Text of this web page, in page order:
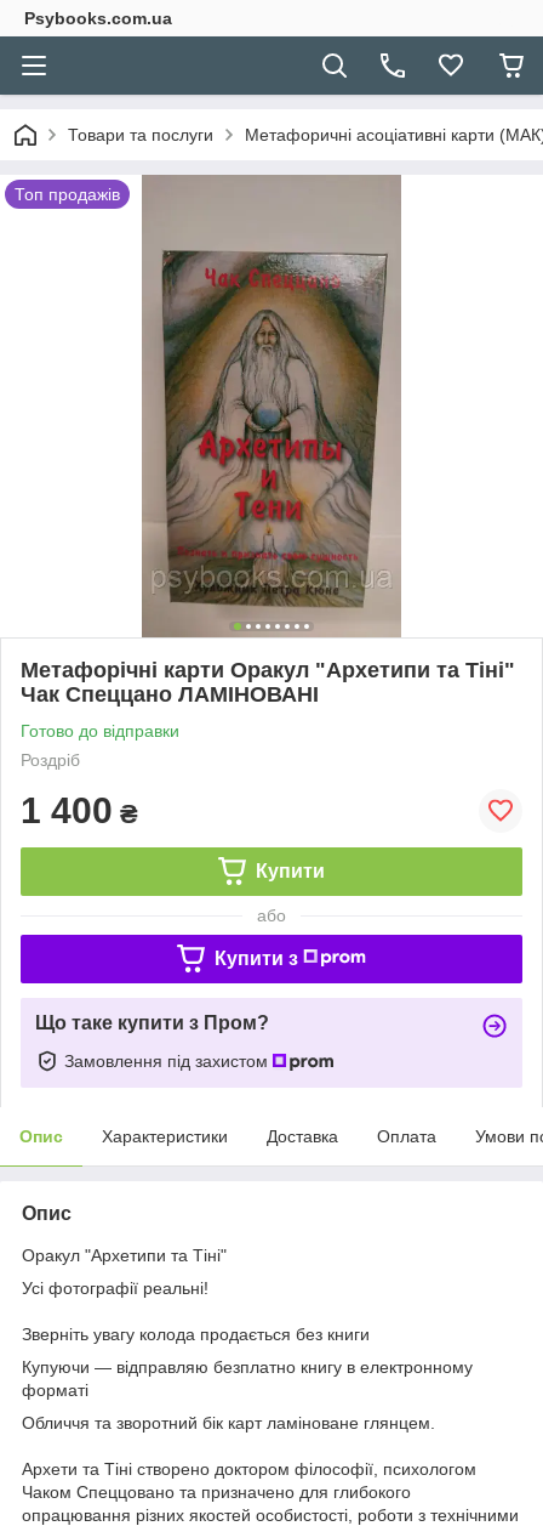
Psybooks.com.ua
Товари та послуги Метафоричні асоціативні карти (МАК)
Топ продажів
Метафорічні карти Оракул "Архетипи та Тіні"
Чак Спеццано ЛАМІНОВАНІ
Готово до відправки
Роздріб
1 400 ₴
Купити
або
Купити з
Що таке купити з Пром?
Замовлення під захистом
Опис Характеристики Доставка Оплата Умови
Опис
Оракул "Архетипи та Тіні"
Усі фотографії реальні!
Зверніть увагу колода продається без книги
Купуючи — відправляю безплатно книгу в електронному
форматі
Обличчя та зворотний бік карт ламіноване глянцем.
Архети та Тіні створено доктором філософії, психологом
Чаком Спеццовано та призначено для глибокого
опрацювання різних якостей особистості, роботи з технічними